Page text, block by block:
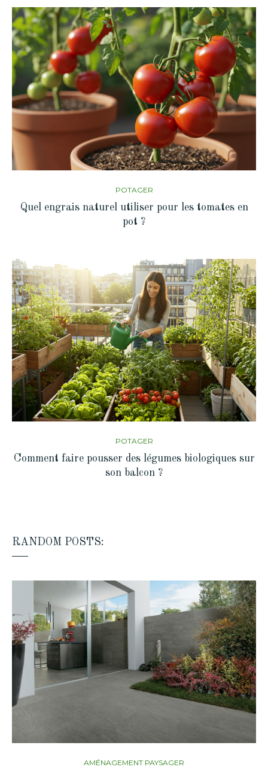
POTAGER
Quel engrais naturel utiliser pour les tomates en
pot ?
POTAGER
Comment faire pousser des légumes biologiques sur
son balcon ?
RANDOM POSTS:
AMÉNAGEMENT PAYSAGER